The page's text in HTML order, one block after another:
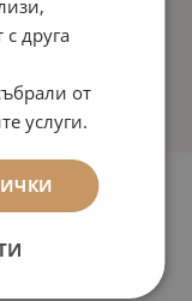
друга
от
услуги.